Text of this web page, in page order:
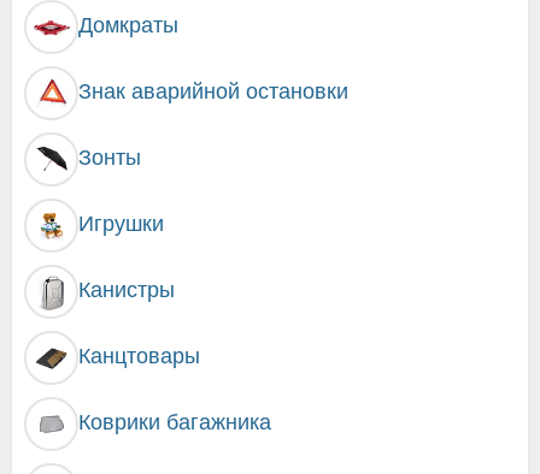
Домкраты
Знак аварийной остановки
Зонты
Игрушки
Канистры
Канцтовары
Коврики багажника